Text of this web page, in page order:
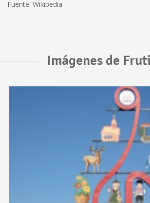
Fuente: Wikipedia
Imágenes de